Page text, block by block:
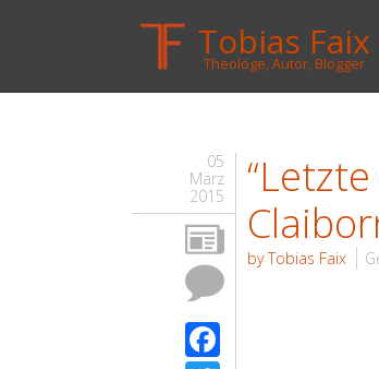
Tobias Faix
Theologe, Autor, Blogger
05
März
2015
by Tobias Faix